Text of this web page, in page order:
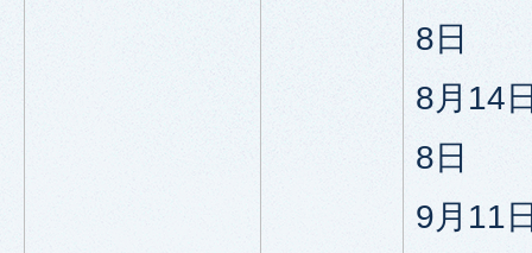
8日
8月14
8日
9月11